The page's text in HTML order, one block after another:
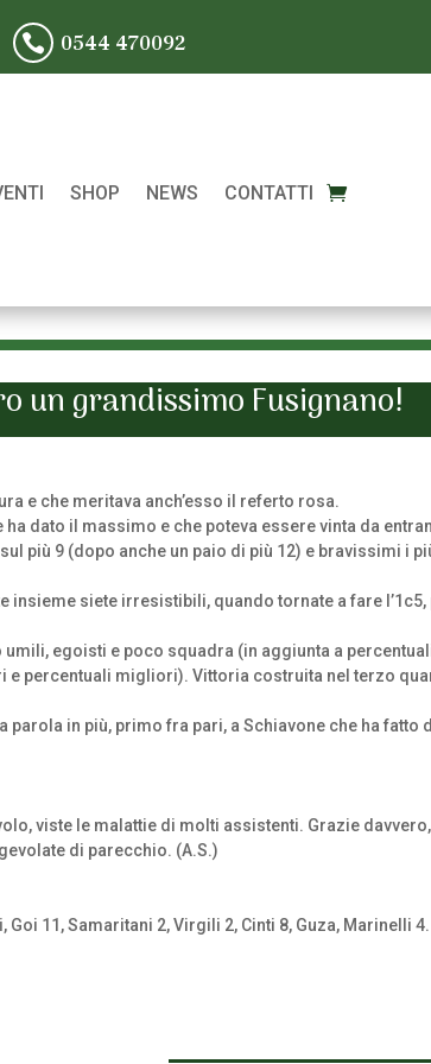
 0544 470092
SHOP NEWS CONTATTI
un grandissimo Fusignano!
e che meritava anch’esso il referto rosa.
dato il massimo e che poteva essere vinta da
più 9 (dopo anche un paio di più 12) e bravissimi i
siete irresistibili, quando tornate a fare
egoisti e poco squadra (in aggiunta a
percentuali migliori). Vittoria costruita nel terzo
in più, primo fra pari, a Schiavone che ha fatto
viste le malattie di molti assistenti. Grazie
di parecchio. (A.S.)
11, Samaritani 2, Virgili 2, Cinti 8, Guza, Marinelli 4.